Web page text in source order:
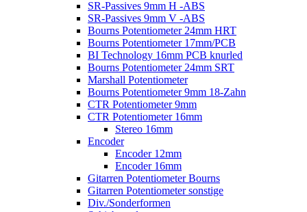
SR-Passives 9mm H -ABS
SR-Passives 9mm V -ABS
Bourns Potentiometer 24mm HRT
Bourns Potentiometer 17mm/PCB
BI Technology 16mm PCB knurled
Bourns Potentiometer 24mm SRT
Marshall Potentiometer
Bourns Potentiometer 9mm 18-Zahn
CTR Potentiometer 9mm
CTR Potentiometer 16mm
Stereo 16mm
Encoder
Encoder 12mm
Encoder 16mm
Gitarren Potentiometer Bourns
Gitarren Potentiometer sonstige
Div./Sonderformen